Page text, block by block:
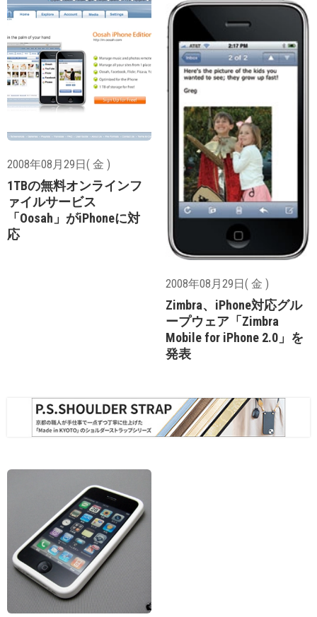
2008年08月29日( 金 )
1TBの無料オンラインフ
ァイルサービス
「Oosah」がiPhoneに対
応
2008年08月29日( 金 )
Zimbra、iPhone対応グル
ープウェア「Zimbra
Mobile for iPhone 2.0」を
発表